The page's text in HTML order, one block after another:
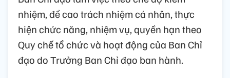
nhiệm, đề cao trách nhiệm cá nhân, thực
hiện chức năng, nhiệm vụ, quyền hạn theo
Quy chế tổ chức và hoạt động của Ban Chỉ
đạo do Trưởng Ban Chỉ đạo ban hành.